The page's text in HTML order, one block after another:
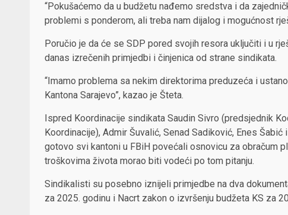
“Pokušaćemo da u budžetu nađemo sredstva i da
problemi s ponderom, ali treba nam dijalog i mogućnost
Poručio je da će se SDP pored svojih resora uključiti i u
danas izrečenih primjedbi i činjenica od strane sindikata.
“Imamo problema sa nekim direktorima preduzeća i
Kantona Sarajevo”, kazao je Šteta.
Ispred Koordinacije sindikata Saudin Sivro (predsjednik
Koordinacije), Admir Šuvalić, Senad Sadiković, Enes
gotovo svi kantoni u FBiH povećali osnovicu za obračum
troškovima života morao biti vodeći po tom pitanju.
Sindikalisti su posebno iznijeli primjedbe na dva
za 2025. godinu i Nacrt zakon o izvršenju budžeta KS za